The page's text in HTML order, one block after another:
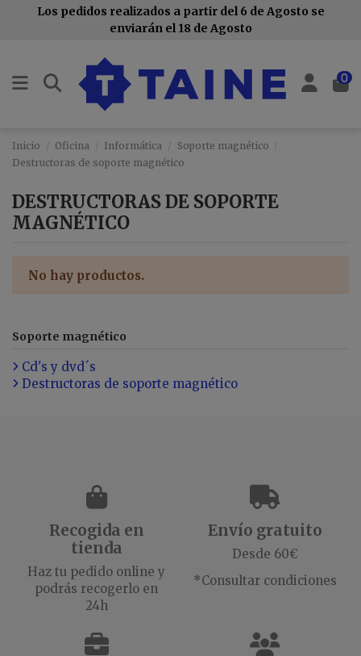
Los pedidos realizados a partir del 6 de Agosto se
enviarán el 18 de Agosto
0
Inicio Oficina Informática
Soporte magnético
Destructoras de soporte magnético
DESTRUCTORAS DE SOPORTE
MAGNÉTICO
No hay productos.
Soporte magnético
Cd's y dvd´s
Destructoras de soporte magnético
Recogida en
tienda
Haz tu pedido online y
podrás recogerlo en
24h
Envío gratuito
Desde 60€
*Consultar condiciones